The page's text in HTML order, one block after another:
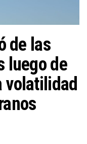
de las
luego de
volatilidad